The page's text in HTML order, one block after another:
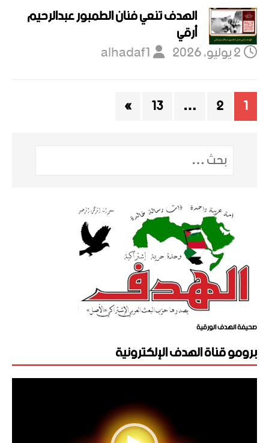
الهدف تنعي فنان الطمبور عبدالرحيم
أرقي
2 يوليو، 2026
alhadaf1
1
2
…
13
»
صحيفة الهدف الورقية
برومو قناة الهدف الإلكترونية
مشغل